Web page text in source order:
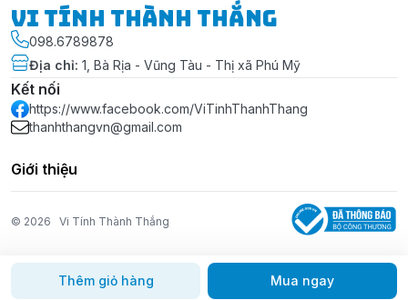
Thêm giỏ hàng Mua ngay
Vi Tính Thành Thắng
098.6789878
Địa chỉ: 1, Bà Rịa - Vũng Tàu - Thị xã Phú Mỹ
Kết nối
https://www.facebook.com/ViTinhThanhThang
thanhthangvn@gmail.com
Giới thiệu
© 2026 Vi Tính Thành Thắng